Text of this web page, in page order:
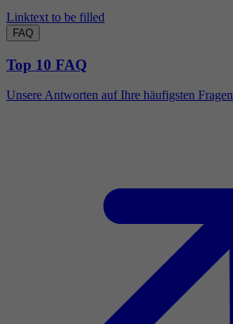
Linktext to be filled
FAQ
Top 10 FAQ
Unsere Antworten auf Ihre häufigsten Fragen